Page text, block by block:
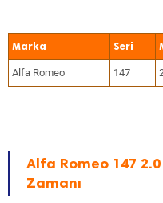
Marka Seri
Alfa Romeo 147
Alfa Romeo 147
Zamanı